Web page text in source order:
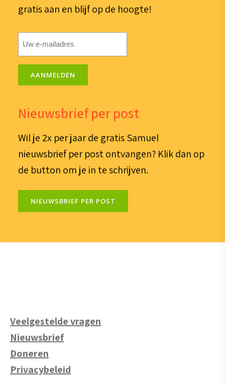
gratis aan en blijf op de hoogte!
mailadres
AANMELDEN
Nieuwsbrief per post
Wil je 2x per jaar de gratis Samuel
nieuwsbrief per post ontvangen? Klik dan op
de button om je in te schrijven.
NIEUWSBRIEF PER POST
Veelgestelde vragen
Nieuwsbrief
Doneren
Privacybeleid